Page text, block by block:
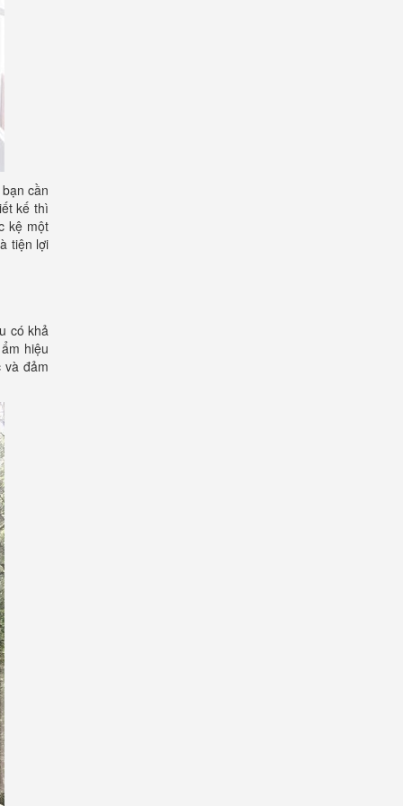
cần
kế thì
kệ một
tiện lợi
có khả
hiệu
và đảm